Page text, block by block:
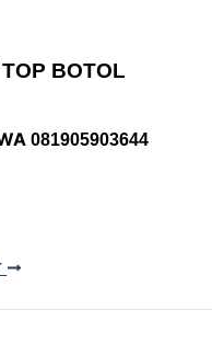
BOTOL
081905903644